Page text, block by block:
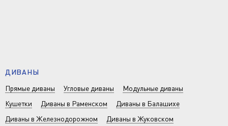
ДИВАНЫ
Прямые диваны
Угловые диваны
Модульные диваны
Кушетки
Диваны в Раменском
Диваны в Балашихе
Диваны в Железнодорожном
Диваны в Жуковском